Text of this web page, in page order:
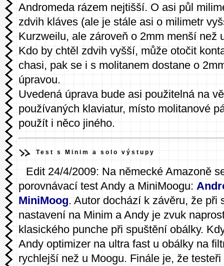
Andromeda rázem nejtišší. O asi půl
zdvih kláves (ale je stále asi o milimetr
Kurzweilu, ale zároveň o 2mm menší než
Kdo by chtěl zdvih vyšší, může otočit
chasi, pak se i s molitanem dostane o
úpravou.
Uvedená úprava bude asi použitelná na
používaných klaviatur, místo molitanové
použít i něco jiného.
Test s Minim a solo výstupy
Edit 24/4/2009: Na německé Amazoně
porovnávací test Andy a MiniMoogu:
MiniMoog. Autor dochází k závěru, že při
nastavení na Minim a Andy je zvuk
klasického punche při spuštění obálky.
Andy optimizer na ultra fast u obálky na
rychlejší než u Moogu. Finále je, že